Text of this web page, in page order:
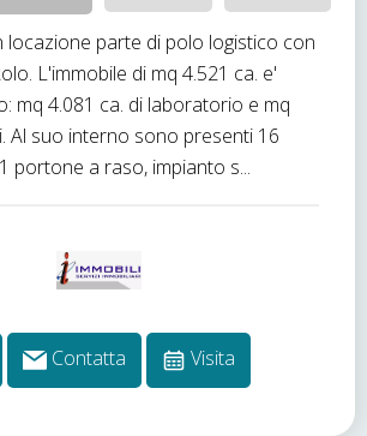
locazione parte di polo logistico con
L'immobile di mq 4.521 ca. e'
mq 4.081 ca. di laboratorio e mq
Al suo interno sono presenti 16
portone a raso, impianto s...
Contatta Visita